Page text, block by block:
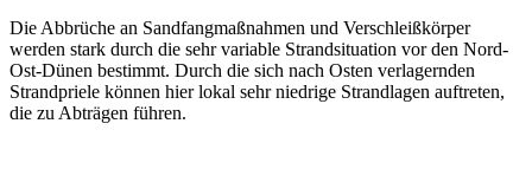
Die Abbrüche an Sandfangmaßnahmen und Verschleißkörper
werden stark durch die sehr variable Strandsituation vor den Nord-
Ost-Dünen bestimmt. Durch die sich nach Osten verlagernden
Strandpriele können hier lokal sehr niedrige Strandlagen auftreten,
die zu Abträgen führen.